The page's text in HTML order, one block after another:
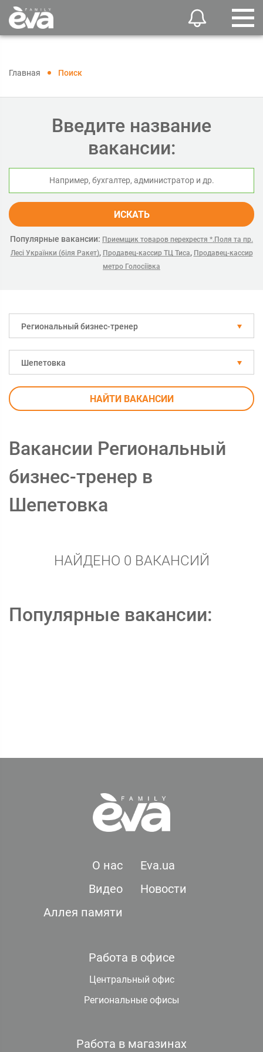
Главная Поиск
Введите название
вакансии:
ИСКАТЬ
Популярные вакансии: Приемщик товаров перехрестя *.Поля та пр.
Лесі Українки (біля Ракет), Продавец-кассир ТЦ Тиса, Продавец-кассир
метро Голосіївка
Региональный бизнес-тренер
Шепетовка
НАЙТИ ВАКАНСИИ
Вакансии Региональный
бизнес-тренер в
Шепетовка
НАЙДЕНО 0 ВАКАНСИЙ
Популярные вакансии:
О нас
Eva.ua
Видео
Новости
Аллея памяти
Работа в офисе
Центральный офис
Региональные офисы
Работа в магазинах